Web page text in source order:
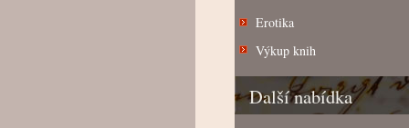
Erotika
Výkup knih
Další nabídka